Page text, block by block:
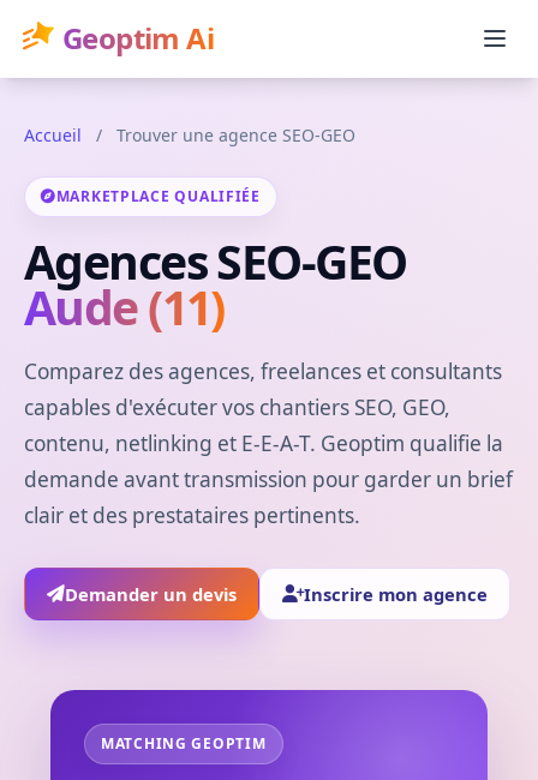
Geoptim Ai
Accueil / Trouver une agence SEO-GEO
MARKETPLACE QUALIFIÉE
Agences SEO-GEO
Aude (11)
Comparez des agences, freelances et consultants
capables d'exécuter vos chantiers SEO, GEO,
contenu, netlinking et E-E-A-T. Geoptim qualifie la
demande avant transmission pour garder un brief
clair et des prestataires pertinents.
Demander un devis Inscrire mon agence
MATCHING GEOPTIM